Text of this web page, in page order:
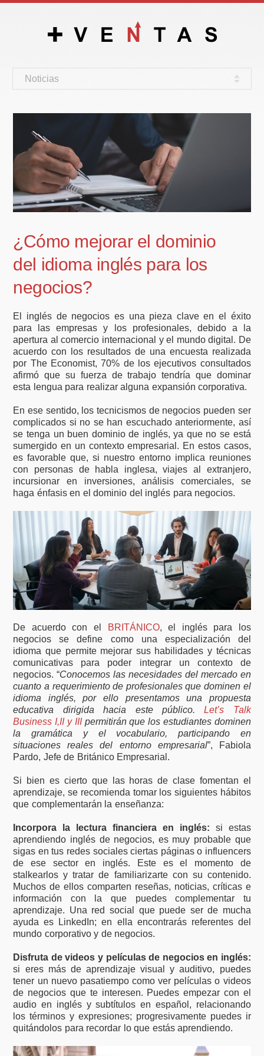
Noticias
¿Cómo mejorar el dominio
del idioma inglés para los
negocios?
El inglés de negocios es una pieza clave en el éxito
para las empresas y los profesionales, debido a la
apertura al comercio internacional y el mundo digital. De
acuerdo con los resultados de una encuesta realizada
por The Economist, 70% de los ejecutivos consultados
afirmó que su fuerza de trabajo tendría que dominar
esta lengua para realizar alguna expansión corporativa.
En ese sentido, los tecnicismos de negocios pueden ser
complicados si no se han escuchado anteriormente, así
se tenga un buen dominio de inglés, ya que no se está
sumergido en un contexto empresarial. En estos casos,
es favorable que, si nuestro entorno implica reuniones
con personas de habla inglesa, viajes al extranjero,
incursionar en inversiones, análisis comerciales, se
haga énfasis en el dominio del inglés para negocios.
De acuerdo con el BRITÁNICO, el inglés para los
negocios se define como una especialización del
idioma que permite mejorar sus habilidades y técnicas
comunicativas para poder integrar un contexto de
negocios. “Conocemos las necesidades del mercado en
cuanto a requerimiento de profesionales que dominen el
idioma inglés, por ello presentamos una propuesta
educativa dirigida hacia este público.Let’s Talk
Business I,II y IIIpermitirán que los estudiantes dominen
la gramática y el vocabulario, participando en
situaciones reales del entorno empresarial”, Fabiola
Pardo, Jefe de Británico Empresarial.
Si bien es cierto que las horas de clase fomentan el
aprendizaje, se recomienda tomar los siguientes hábitos
que complementarán la enseñanza:
Incorpora la lectura financiera en inglés: si estas
aprendiendo inglés de negocios, es muy probable que
sigas en tus redes sociales ciertas páginas o influencers
de ese sector en inglés. Este es el momento de
stalkearlos y tratar de familiarizarte con su contenido.
Muchos de ellos comparten reseñas, noticias, críticas e
información con la que puedes complementar tu
aprendizaje. Una red social que puede ser de mucha
ayuda es LinkedIn; en ella encontrarás referentes del
mundo corporativo y de negocios.
Disfruta de videos y películas de negocios en inglés:
si eres más de aprendizaje visual y auditivo, puedes
tener un nuevo pasatiempo como ver películas o videos
de negocios que te interesen. Puedes empezar con el
audio en inglés y subtítulos en español, relacionando
los términos y expresiones; progresivamente puedes ir
quitándolos para recordar lo que estás aprendiendo.